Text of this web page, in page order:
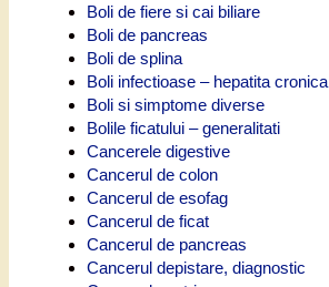
Boli de fiere si cai biliare
Boli de pancreas
Boli de splina
Boli infectioase – hepatita cronica
Boli si simptome diverse
Bolile ficatului – generalitati
Cancerele digestive
Cancerul de colon
Cancerul de esofag
Cancerul de ficat
Cancerul de pancreas
Cancerul depistare, diagnostic